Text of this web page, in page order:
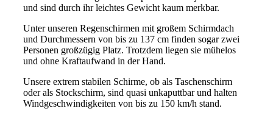
und sind durch ihr leichtes Gewicht kaum merkbar.
Unter unseren Regenschirmen mit großem Schirmdach
und Durchmessern von bis zu 137 cm finden sogar zwei
Personen großzügig Platz. Trotzdem liegen sie mühelos
und ohne Kraftaufwand in der Hand.
Unsere extrem stabilen Schirme, ob als Taschenschirm
oder als Stockschirm, sind quasi unkaputtbar und halten
Windgeschwindigkeiten von bis zu 150 km/h stand.